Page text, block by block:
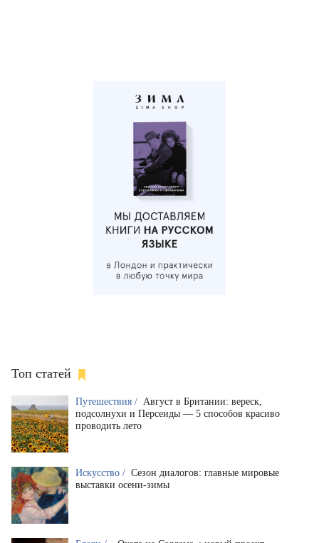
Топ статей
Путешествия / Август в Британии: вереск,
подсолнухи и Персеиды — 5 способов красиво
проводить лето
Искусство / Сезон диалогов: главные мировые
выставки осени-зимы